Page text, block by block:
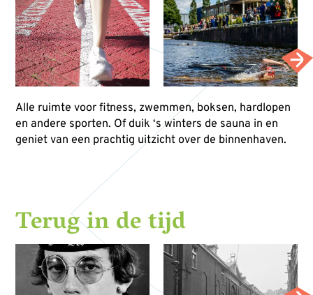
Alle ruimte voor fitness, zwemmen, boksen, hardlopen
en andere sporten. Of duik ‘s winters de sauna in en
geniet van een prachtig uitzicht over de binnenhaven.
Terug in de tijd